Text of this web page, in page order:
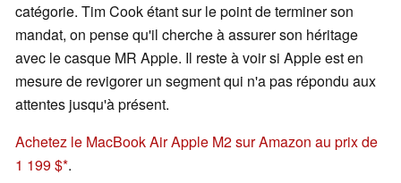
catégorie. Tim Cook étant sur le point de terminer son
mandat, on pense qu'il cherche à assurer son héritage
avec le casque MR Apple. Il reste à voir si Apple est en
mesure de revigorer un segment qui n'a pas répondu aux
attentes jusqu'à présent.
Achetez le MacBook Air Apple M2 sur Amazon au prix de
1 199 $ .